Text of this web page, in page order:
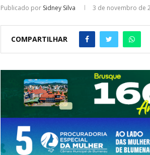
Publicado por Sidney Silva 3 de novembro de
COMPARTILHAR